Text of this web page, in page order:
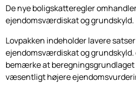
De nye boligskatteregler
ejendomsværdiskat og grundskyld.
Lovpakken indeholder lavere
ejendomsværdiskat og
bemærke at beregningsgrundlaget
væsentligt højere